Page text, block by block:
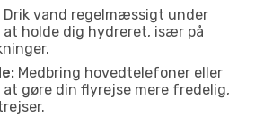
Drik vand regelmæssigt under
holde dig hydreret, især på
Medbring hovedtelefoner eller
at gøre din flyrejse mere fredelig,